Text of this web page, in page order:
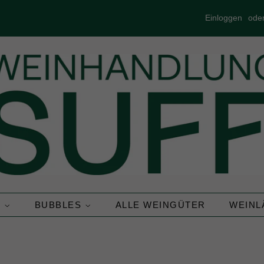
Einloggen
BUBBLES ALLE WEINGÜTER